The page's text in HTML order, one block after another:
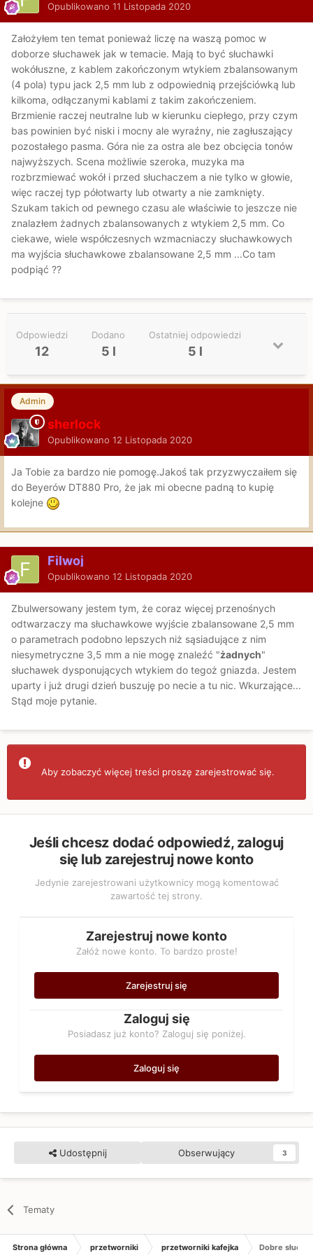
Opublikowano 11 Listopada 2020
Założyłem ten temat ponieważ liczę na waszą pomoc w
doborze słuchawek jak w temacie. Mają to być słuchawki
wokółuszne, z kablem zakończonym wtykiem zbalansowanym
(4 pola) typu jack 2,5 mm lub z odpowiednią przejściówką lub
kilkoma, odłączanymi kablami z takim zakończeniem.
Brzmienie raczej neutralne lub w kierunku ciepłego, przy czym
bas powinien być niski i mocny ale wyraźny, nie zagłuszający
pozostałego pasma. Góra nie za ostra ale bez obcięcia tonów
najwyższych. Scena możliwie szeroka, muzyka ma
rozbrzmiewać wokół i przed słuchaczem a nie tylko w głowie,
więc raczej typ półotwarty lub otwarty a nie zamknięty.
Szukam takich od pewnego czasu ale właściwie to jeszcze nie
znalazłem żadnych zbalansowanych z wtykiem 2,5 mm. Co
ciekawe, wiele współczesnych wzmacniaczy słuchawkowych
ma wyjścia słuchawkowe zbalansowane 2,5 mm ...Co tam
podpiąć ??
Odpowiedzi
12
Dodano
5 l
Ostatniej odpowiedzi
5 l
Admin
sherlock
Opublikowano 12 Listopada 2020
Ja Tobie za bardzo nie pomogę.Jakoś tak przyzwyczaiłem się
do Beyerów DT880 Pro, że jak mi obecne padną to kupię
kolejne
Filwoj
Opublikowano 12 Listopada 2020
Zbulwersowany jestem tym, że coraz więcej przenośnych
odtwarzaczy ma słuchawkowe wyjście zbalansowane 2,5 mm
o parametrach podobno lepszych niż sąsiadujące z nim
niesymetryczne 3,5 mm a nie mogę znaleźć "żadnych"
słuchawek dysponujących wtykiem do tegoż gniazda. Jestem
uparty i już drugi dzień buszuję po necie a tu nic. Wkurzające...
Stąd moje pytanie.
Aby zobaczyć więcej treści proszę zarejestrować się.
Jeśli chcesz dodać odpowiedź, zaloguj
się lub zarejestruj nowe konto
Jedynie zarejestrowani użytkownicy mogą komentować
zawartość tej strony.
Zarejestruj nowe konto
Załóż nowe konto. To bardzo proste!
Zarejestruj się
Zaloguj się
Posiadasz już konto? Zaloguj się poniżej.
Zaloguj się
Udostępnij Obserwujący 3
Tematy
Strona główna przetworniki przetworniki kafejka Dobre